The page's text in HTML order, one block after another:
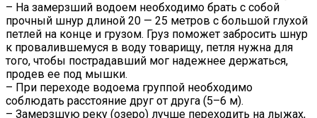
– На замерзший водоем необходимо брать с собой
прочный шнур длиной 20 — 25 метров с большой глухой
петлей на конце и грузом. Груз поможет забросить шнур
к провалившемуся в воду товарищу, петля нужна для
того, чтобы пострадавший мог надежнее держаться,
продев ее под мышки.
– При переходе водоема группой необходимо
соблюдать расстояние друг от друга (5–6 м).
– Замерзшую реку (озеро) лучше переходить на лыжах,